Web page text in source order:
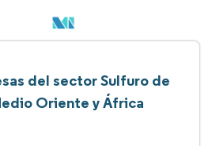
del sector Sulfuro de
Oriente y África